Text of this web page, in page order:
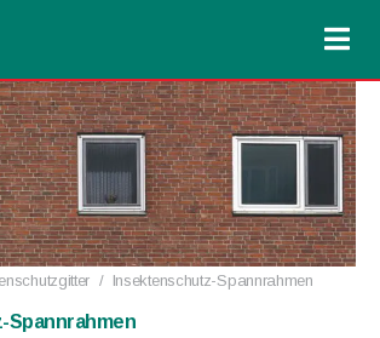
/ Insektenschutz-Spannrahmen
Spannrahmen